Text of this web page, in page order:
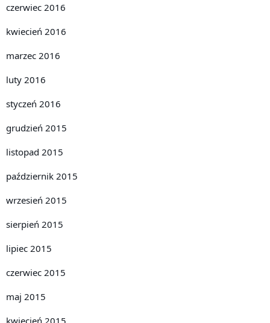
czerwiec 2016
kwiecień 2016
marzec 2016
luty 2016
styczeń 2016
grudzień 2015
listopad 2015
październik 2015
wrzesień 2015
sierpień 2015
lipiec 2015
czerwiec 2015
maj 2015
kwiecień 2015